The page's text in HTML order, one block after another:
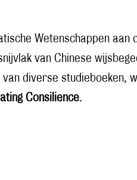
Wetenschappen aan
van Chinese
van diverse studieboeken,
Consilience.